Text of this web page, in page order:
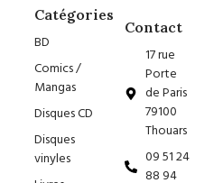
Catégories
BD
Comics /
Mangas
Disques CD
Disques
vinyles
Contact
17 rue
Porte
de Paris
79100
Thouars
09 51 24
88 94